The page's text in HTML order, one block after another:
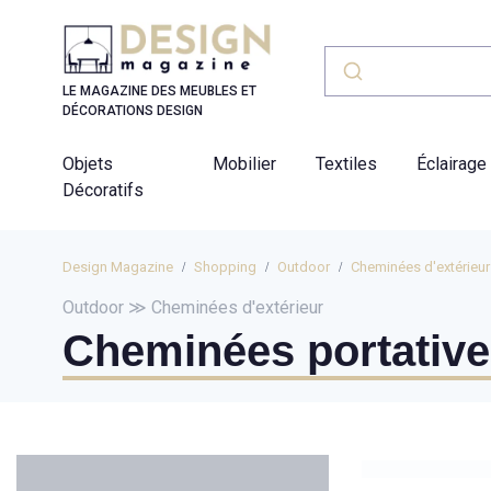
LE MAGAZINE DES MEUBLES ET
DÉCORATIONS DESIGN
Objets
Décoratifs
Mobilier Textiles Éclairage
Design Magazine Shopping Outdoor Cheminées d'extérieur
Outdoor ≫ Cheminées d'extérieur
Cheminées